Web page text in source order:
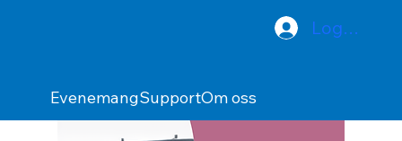
EvenemangSupportOm oss
Logga in